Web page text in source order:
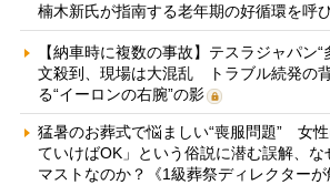
楠木新氏が指南する老年期の好循環を呼
【納車時に複数の事故】テスラジャパン
文殺到、現場は大混乱 トラブル続発の
る“イーロンの右腕”の影
猛暑のお葬式で悩ましい“喪服問題” 女
ていけばOK」という俗説に潜む誤解、
マストなのか？《1級葬祭ディレクターが